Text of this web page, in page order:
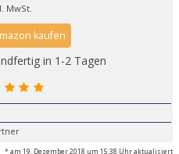
MwSt.
kaufen
in 1-2 Tagen
* am 19. Dezember 2018 um 15:38 Uhr aktualisiert